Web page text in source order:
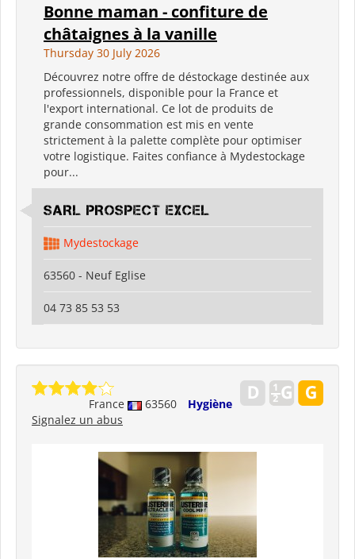
Bonne maman - confiture de
châtaignes à la vanille
Thursday 30 July 2026
Découvrez notre offre de déstockage destinée aux
professionnels, disponible pour la France et
l'export international. Ce lot de produits de
grande consommation est mis en vente
strictement à la palette complète pour optimiser
votre logistique. Faites confiance à Mydestockage
pour...
SARL PROSPECT EXCEL
Mydestockage
63560 - Neuf Eglise
04 73 85 53 53
France 63560
Hygiène
Signalez un abus